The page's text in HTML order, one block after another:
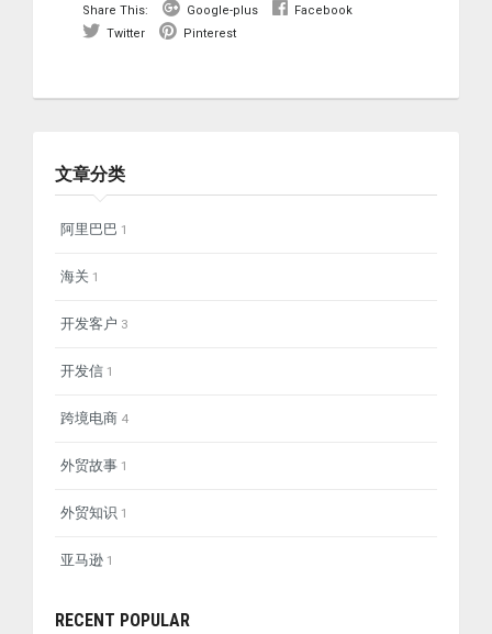
Share This: Google-plus
Facebook
Twitter
Pinterest
文章分类
阿里巴巴 1
海关 1
开发客户 3
开发信 1
跨境电商 4
外贸故事 1
外贸知识 1
亚马逊 1
RECENT POPULAR